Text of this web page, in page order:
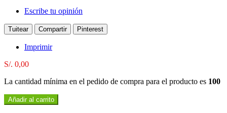
Escribe tu opinión
Tuitear Compartir Pinterest
Imprimir
S/. 0,00
La cantidad mínima en el pedido de compra para el producto es 100
Añadir al carrito